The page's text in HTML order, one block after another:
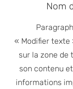
Nom
« Modifier texte
sur la zone de
son contenu
informations